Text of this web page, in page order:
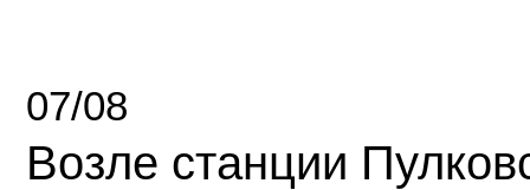
07/08
Возле станции